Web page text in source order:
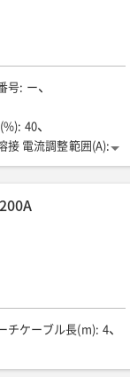
全高(mm)
号: ー
: 40
接 電流調整範囲(A):
径(mm): φ2.0〜5.0
3.0
全長(mm)
チケーブル長(m): 4